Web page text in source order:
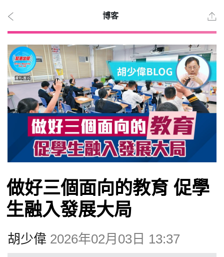
2026
年 8
月 9
時事
觀點
博客
做好三個面向的教育 促學
生融入發展大局
胡少偉 2026年02月03日 13:37